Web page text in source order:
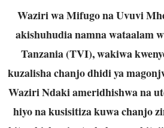
Waziri wa Mifugo na Uvuvi
akishuhudia namna wataalam
Tanzania (TVI), wakiwa
kuzalisha chanjo dhidi ya
Waziri Ndaki ameridhishwa na
hiyo na kusisitiza kuwa chanjo